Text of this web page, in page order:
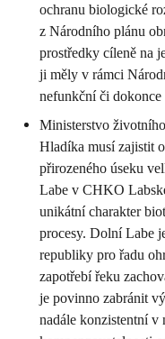
ochranu biologické
z Národního plánu
prostředky cíleně na
ji měly v rámci
nefunkční či
Ministerstvo
Hladíka musí zajistit
přirozeného úseku
Labe v CHKO
unikátní charakter
procesy. Dolní Labe
republiky pro řadu
zapotřebí řeku
je povinno zabránit
nadále konzistentní v